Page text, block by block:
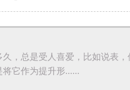
总是受人喜爱，比如说表，
它作为提升形......